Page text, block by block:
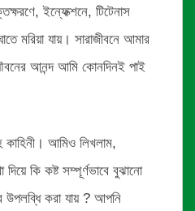
ইন্ফেক্শনে, টিটেনাস
মরিয়া যায়। সারাজীবনে আমার
আনন্দ আমি কোনদিনই পাই
কাহিনী। আমিও লিখলাম,
কি কষ্ট সম্পূর্ণভাবে বুঝানো
উপলব্ধি করা যায় ? আপনি